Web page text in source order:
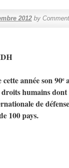
2012 by
année son 90e
droits humains
de
100 pays.